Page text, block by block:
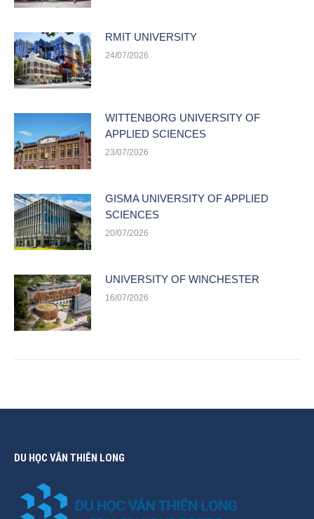
RMIT UNIVERSITY
24/07/2026
WITTENBORG UNIVERSITY OF
APPLIED SCIENCES
23/07/2026
GISMA UNIVERSITY OF APPLIED
SCIENCES
20/07/2026
UNIVERSITY OF WINCHESTER
16/07/2026
DU HỌC VÂN THIÊN LONG